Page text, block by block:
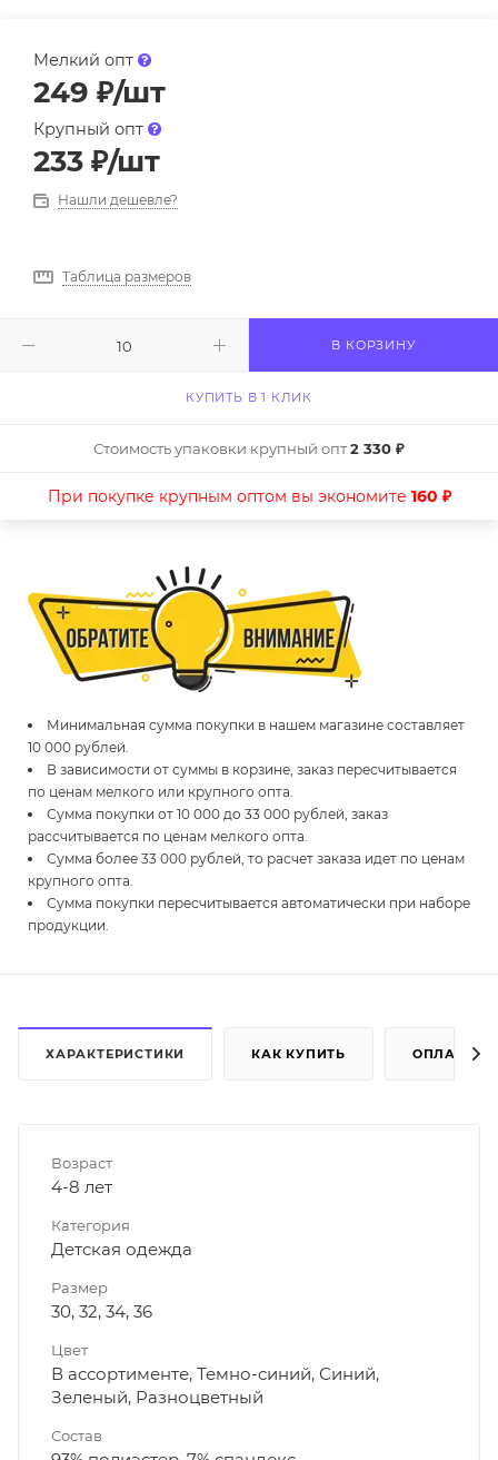
Мелкий опт
249 ₽/шт
Крупный опт
233 ₽/шт
Нашли дешевле?
Таблица размеров
В КОРЗИНУ
КУПИТЬ В 1 КЛИК
Стоимость упаковки крупный опт2 330 ₽
При покупке крупным оптом вы экономите 160 ₽
Минимальная сумма покупки в нашем магазине составляет
10 000 рублей.
В зависимости от суммы в корзине, заказ пересчитывается
по ценам мелкого или крупного опта.
Сумма покупки от 10 000 до 33 000 рублей, заказ
рассчитывается по ценам мелкого опта.
Сумма более 33 000 рублей, то расчет заказа идет по ценам
крупного опта.
Сумма покупки пересчитывается автоматически при наборе
продукции.
ХАРАКТЕРИСТИКИ КАК КУПИТЬ ОПЛАТА
Возраст
4-8 лет
Категория
Детская одежда
Размер
30, 32, 34, 36
Цвет
В ассортименте, Темно-синий, Синий,
Зеленый, Разноцветный
Состав